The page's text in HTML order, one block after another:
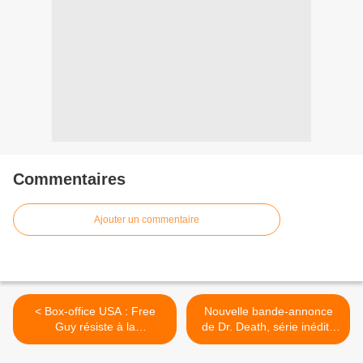
Commentaires
Ajouter un commentaire
< Box-office USA : Free
Guy résiste à la
Pat’Patrouille, flop pour
Nouvelle bande-annonce
de Dr. Death, série inédite
diffusée dès le 12